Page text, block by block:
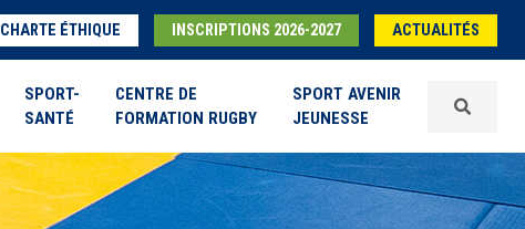
CHARTE ÉTHIQUE INSCRIPTIONS 2026-2027 ACTUALITÉS
SPORT-
SANTÉ
CENTRE DE
FORMATION RUGBY
SPORT AVENIR
JEUNESSE